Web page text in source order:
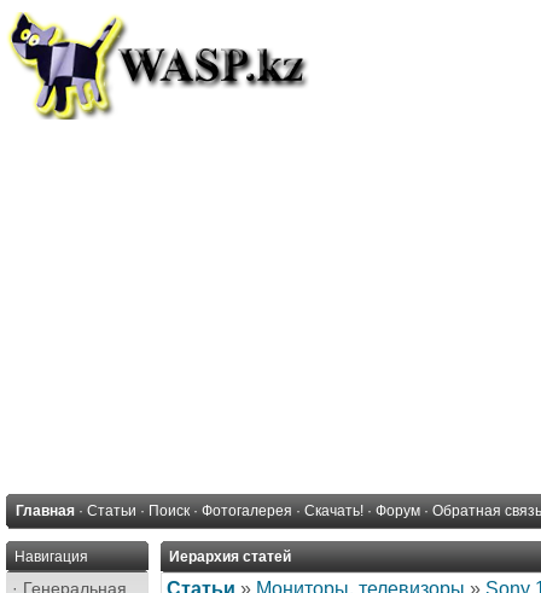
Главная · Статьи · Поиск · Фотогалерея · Скачать! · Форум · Обратная связь
Навигация
· Генеральная
Иерархия статей
Статьи » Мониторы, телевизоры » Sony